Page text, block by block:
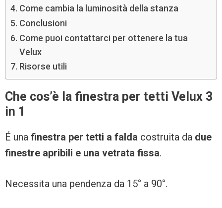
Come cambia la luminosità della stanza
Conclusioni
Come puoi contattarci per ottenere la tua
Velux
Risorse utili
Che cos’è la finestra per tetti Velux 3
in 1
É una finestra per tetti a falda costruita da due
finestre apribili e una vetrata fissa.
Necessita una pendenza da 15° a 90°.